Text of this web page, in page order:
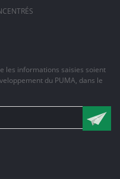
les informations saisies soient
du PUMA, dans le